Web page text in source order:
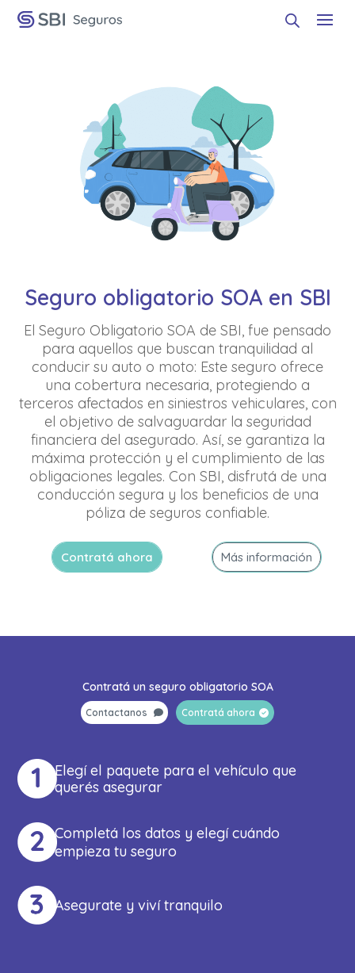
Seguro obligatorio SOA en SBI
El Seguro Obligatorio SOA de SBI, fue pensado
para aquellos que buscan tranquilidad al
conducir su auto o moto: Este seguro ofrece
una cobertura necesaria, protegiendo a
terceros afectados en siniestros vehiculares, con
el objetivo de salvaguardar la seguridad
financiera del asegurado. Así, se garantiza la
máxima protección y el cumplimiento de las
obligaciones legales. Con SBI, disfrutá de una
conducción segura y los beneficios de una
póliza de seguros confiable.
Contratá ahora Más información
Contratá un seguro obligatorio SOA
Contactanos Contratá ahora
Elegí el paquete para el vehículo que
querés asegurar
Completá los datos y elegí cuándo
empieza tu seguro
Asegurate y viví tranquilo